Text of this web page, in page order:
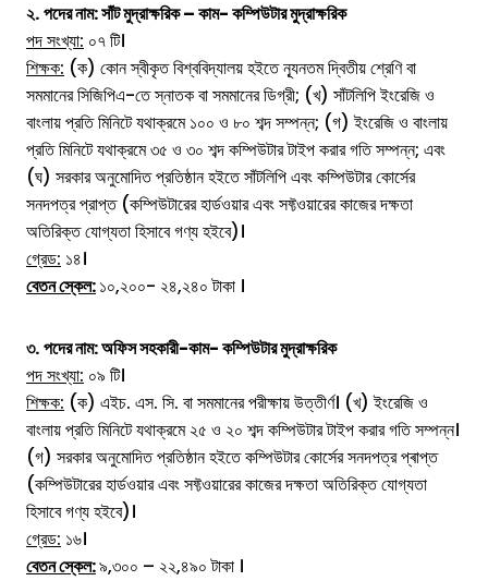
২.পদের নাম:সাঁট মুদ্রাক্ষরিক – কাম- কম্পিউটার মুদ্রাক্ষরিক
পদ সংখ্যা: ০৭ টি।
শিক্ষক: (ক) কোন স্বীকৃত বিশ্ববিদ্যালয় হইতে ন্যূনতম দ্বিতীয় শ্রেণি বা
সমমানের সিজিপিএ-তে স্নাতক বা সমমানের ডিগ্রী; (খ) সাঁটলিপি ইংরেজি ও
বাংলায় প্রতি মিনিটে যথাক্রমে ১০০ ও ৮০ শব্দ সম্পন্ন; (গ) ইংরেজি ও বাংলায়
প্রতি মিনিটে যথাক্রমে ৩৫ ও ৩০ শব্দ কম্পিউটার টাইপ করার গতি সম্পন্ন; এবং
(ঘ) সরকার অনুমোদিত প্রতিষ্ঠান হইতে সাঁটলিপি এবং কম্পিউটার কোর্সের
সনদপত্র প্রাপ্ত (কম্পিউটারের হার্ডওয়ার এবং সফ্টওয়ারের কাজের দক্ষতা
অতিরিক্ত যোগ্যতা হিসাবে গণ্য হইবে)।
গ্রেড: ১৪।
বেতন স্কেল:১০,২০০- ২৪,২৪০ টাকা ।
৩.পদের নাম:অফিস সহকারী-কাম- কম্পিউটার মুদ্রাক্ষরিক
পদ সংখ্যা: ০৯ টি।
শিক্ষক: (ক) এইচ. এস. সি. বা সমমানের পরীক্ষায় উত্তীর্ণ। (খ) ইংরেজি ও
বাংলায় প্রতি মিনিটে যথাক্রমে ২৫ ও ২০ শব্দ কম্পিউটার টাইপ করার গতি সম্পন্ন।
(গ) সরকার অনুমোদিত প্রতিষ্ঠান হইতে কম্পিউটার কোর্সের সনদপত্র প্ৰাপ্ত
(কম্পিউটারের হার্ডওয়ার এবং সফ্টওয়ারের কাজের দক্ষতা অতিরিক্ত যোগ্যতা
হিসাবে গণ্য হইবে)।
গ্রেড: ১৬।
বেতন স্কেল:৯,৩০০ – ২২,৪৯০ টাকা ।